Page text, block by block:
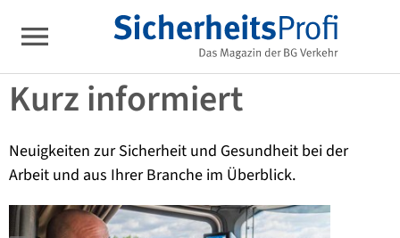
Kurz informiert
Neuigkeiten zur Sicherheit und Gesundheit bei der
Arbeit und aus Ihrer Branche im Überblick.